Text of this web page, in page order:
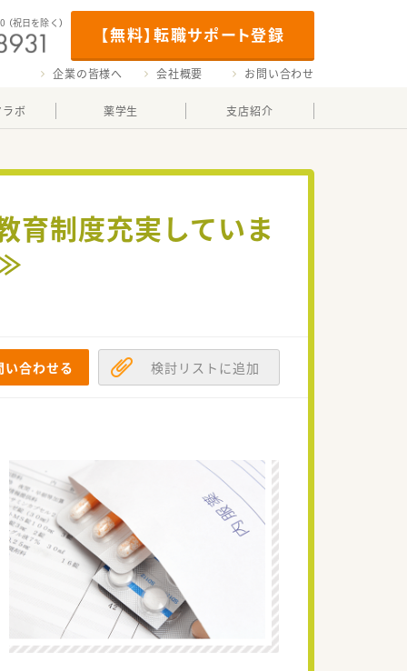
【無料】転職サポート登録
（祝日を除く）
企業の皆様へ 会社概要 お問い合わせ
ボ 薬学生 支店紹介
育制度充実していま
い合わせる 検討リストに追加